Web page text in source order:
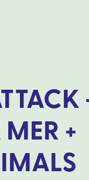
+